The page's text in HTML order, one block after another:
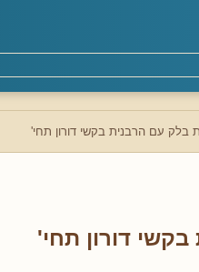
בלק עם הרבנית בקשי דורון תחי'
דורון תחי'